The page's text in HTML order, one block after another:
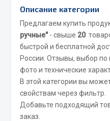
Запчасти ЯМЗ
Двигатель
Система питания
Система выпуска газа
Система охлаждения
Описание категории
Предлагаем купить
ручные"- свыше 20
быстрой и бесплатной
России. Отзывы, выбор по
фото и технические
В этой категории вы
свойствам через фильтр.
Добавьте подходящий
заказ.